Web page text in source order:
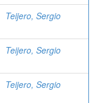
Teijero, Sergio
Teijero, Sergio
Teijero, Sergio